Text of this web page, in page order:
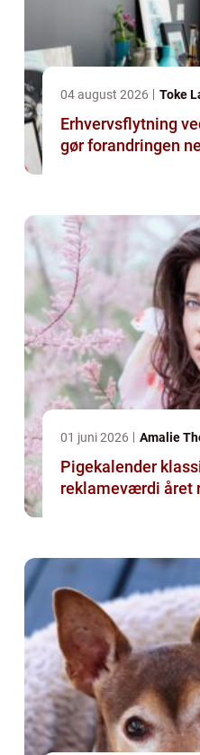
04 august 2026 Toke
Erhvervsflytning
gør forandringen
01 juni 2026 Amalie
Pigekalender klassisk blikfang med
reklameværdi året